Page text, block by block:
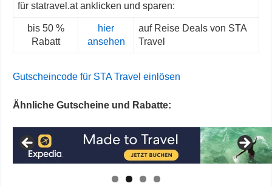
für statravel.at anklicken und sparen:
bis 50 %
Rabatt
hier
ansehen
auf Reise Deals von STA
Travel
Gutscheincode für STA Travel einlösen
Ähnliche Gutscheine und Rabatte: